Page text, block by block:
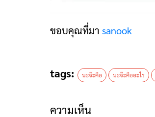
ขอบคุณที่มา sanook
tags: นะจ๊ะคือ นะจ๊ะคืออะไร
ความเห็น